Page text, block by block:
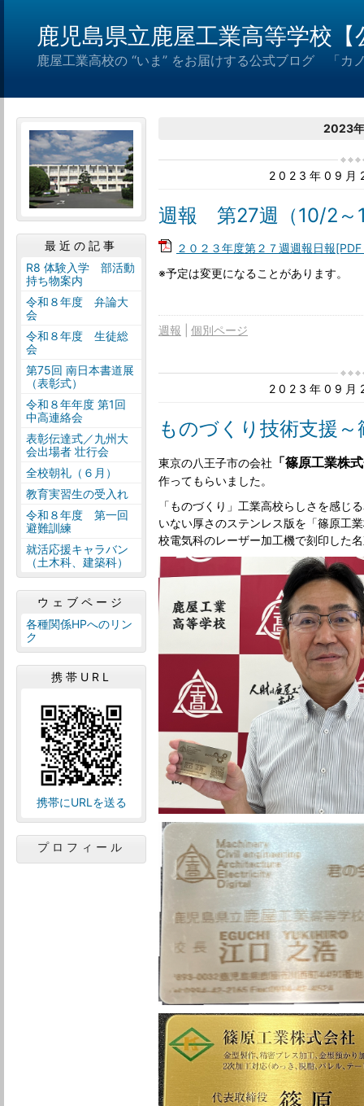
鹿児島県立鹿屋工業高等学校
鹿屋工業高校の “いま” をお届けする公式ブログ 「カ
2023
2023年09月
週報 第27週（10/2～
２０２３年度第２７週週報日報
※予定は変更になることがあります。
週報 個別ページ
2023年09月
ものづくり技術支援
東京の八王子市の会社 「篠原工業株
作ってもらいました。
「ものづくり」工業高校らしさを感じ
いない厚さのステンレス版を「篠原工
校電気科のレーザー加工機で刻印した
最近の記事
R8 体験入学 部活動
持ち物案内
令和８年度 弁論大
会
令和８年度 生徒総
会
第75回 南日本書道展
（表彰式）
令和８年年度 第1回
中高連絡会
表彰伝達式／九州大
会出場者 壮行会
全校朝礼（６月）
教育実習生の受入れ
令和８年度 第一回
避難訓練
就活応援キャラバン
（土木科、建築科）
ウェブページ
各種関係HPへのリン
ク
携帯URL
携帯にURLを送る
プロフィール